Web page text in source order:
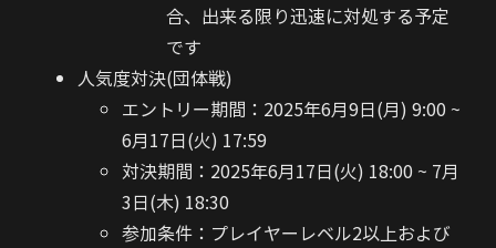
合、出来る限り迅速に対処する予定
です
人気度対決(団体戦)
エントリー期間：2025年6月9日(月) 9:00 ~
6月17日(火) 17:59
対決期間：2025年6月17日(火) 18:00 ~ 7月
3日(木) 18:30
参加条件：プレイヤーレベル2以上および